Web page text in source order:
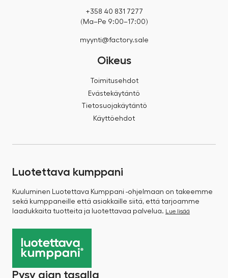
+358 40 831 7277
(Ma–Pe 9:00–17:00)
myynti@factory.sale
Oikeus
Toimitusehdot
Evästekäytäntö
Tietosuojakäytäntö
Käyttöehdot
Luotettava kumppani
Kuuluminen Luotettava Kumppani -ohjelmaan on takeemme
sekä kumppaneille että asiakkaille siitä, että tarjoamme
laadukkaita tuotteita ja luotettavaa palvelua.
Lue lisää
Pysy ajan tasalla